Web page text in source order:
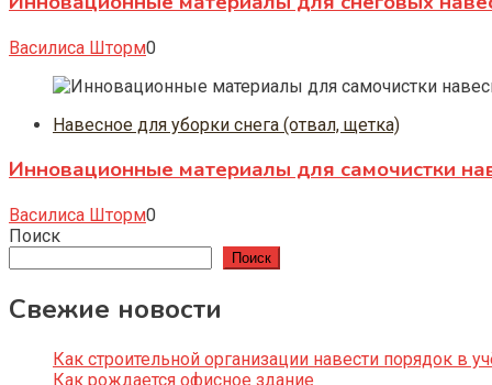
Василиса Шторм0
Навесное для уборки снега (отвал, щетка)
Инновационные материалы для самочистки
Василиса Шторм0
Поиск
Поиск
Свежие новости
Как строительной организации навести порядок в
Как рождается офисное здание